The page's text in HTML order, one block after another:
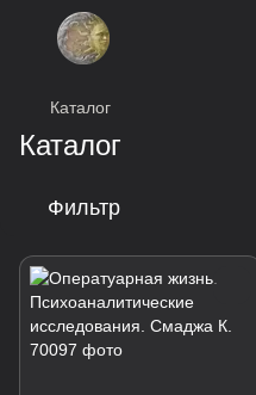
Каталог
Каталог
Фильтр